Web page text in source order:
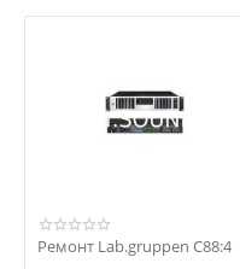
Ремонт Lab.gruppen C88:4